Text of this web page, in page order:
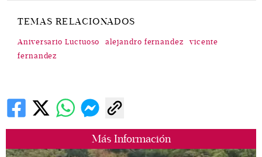
Más Información
TEMAS RELACIONADOS
Aniversario Luctuoso alejandro fernandez
vicente
fernandez